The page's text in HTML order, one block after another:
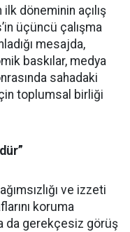
döneminin açılış
üçüncü çalışma
mesajda,
baskılar, medya
sahadaki
toplumsal birliği
ve izzeti
koruma
da gerekçesiz görüş